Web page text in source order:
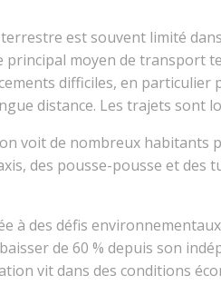
est souvent limité
principal moyen de transport
difficiles, en
distance. Les trajets sont
voit de nombreux habitants
des pousse-pousse et des
à des défis
de 60 % depuis son
vit dans des conditions